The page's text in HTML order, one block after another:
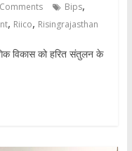
Bips,
, Riico, Risingrajasthan
विकास को हरित संतुलन के